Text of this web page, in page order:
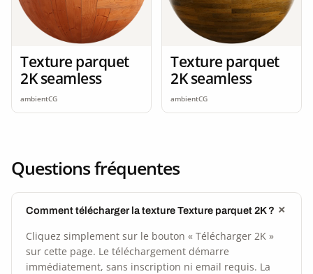
Texture parquet
2K seamless
ambientCG
Texture parquet
2K seamless
ambientCG
Questions fréquentes
Comment télécharger la texture Texture parquet 2K ?
Cliquez simplement sur le bouton « Télécharger 2K »
sur cette page. Le téléchargement démarre
immédiatement, sans inscription ni email requis. La